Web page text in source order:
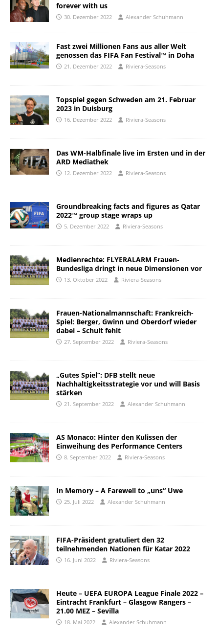
forever with us
30. Dezember 2022 Alexander Schuhmann
Fast zwei Millionen Fans aus aller Welt
genossen das FIFA Fan Festival™ in Doha
21. Dezember 2022 Riviera-Seasons
Topspiel gegen Schweden am 21. Februar
2023 in Duisburg
16. Dezember 2022 Riviera-Seasons
Das WM-Halbfinale live im Ersten und in der
ARD Mediathek
12. Dezember 2022 Riviera-Seasons
Groundbreaking facts and figures as Qatar
2022™ group stage wraps up
5. Dezember 2022 Riviera-Seasons
Medienrechte: FLYERALARM Frauen-
Bundesliga dringt in neue Dimensionen vor
13. Oktober 2022 Riviera-Seasons
Frauen-Nationalmannschaft: Frankreich-
Spiel: Berger, Gwinn und Oberdorf wieder
dabei – Schult fehlt
27. September 2022 Riviera-Seasons
„Gutes Spiel“: DFB stellt neue
Nachhaltigkeitsstrategie vor und will Basis
stärken
21. September 2022 Alexander Schuhmann
AS Monaco: Hinter den Kulissen der
Einweihung des Performance Centers
8. September 2022 Riviera-Seasons
In Memory – A Farewell to „uns“ Uwe
25. Juli 2022 Alexander Schuhmann
FIFA-Präsident gratuliert den 32
teilnehmenden Nationen für Katar 2022
16. Juni 2022 Riviera-Seasons
Heute – UEFA EUROPA League Finale 2022 –
Eintracht Frankfurt – Glasgow Rangers –
21.00 MEZ – Sevilla
18. Mai 2022 Alexander Schuhmann